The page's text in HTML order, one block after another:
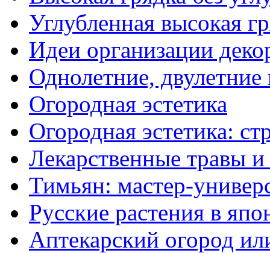
Углубленная высокая
Идеи организации
Однолетние,
Огородная эстетика
Огородная эстетика:
Лекарственные травы и
Тимьян: мастер-
Русские растения в
Аптекарский огород